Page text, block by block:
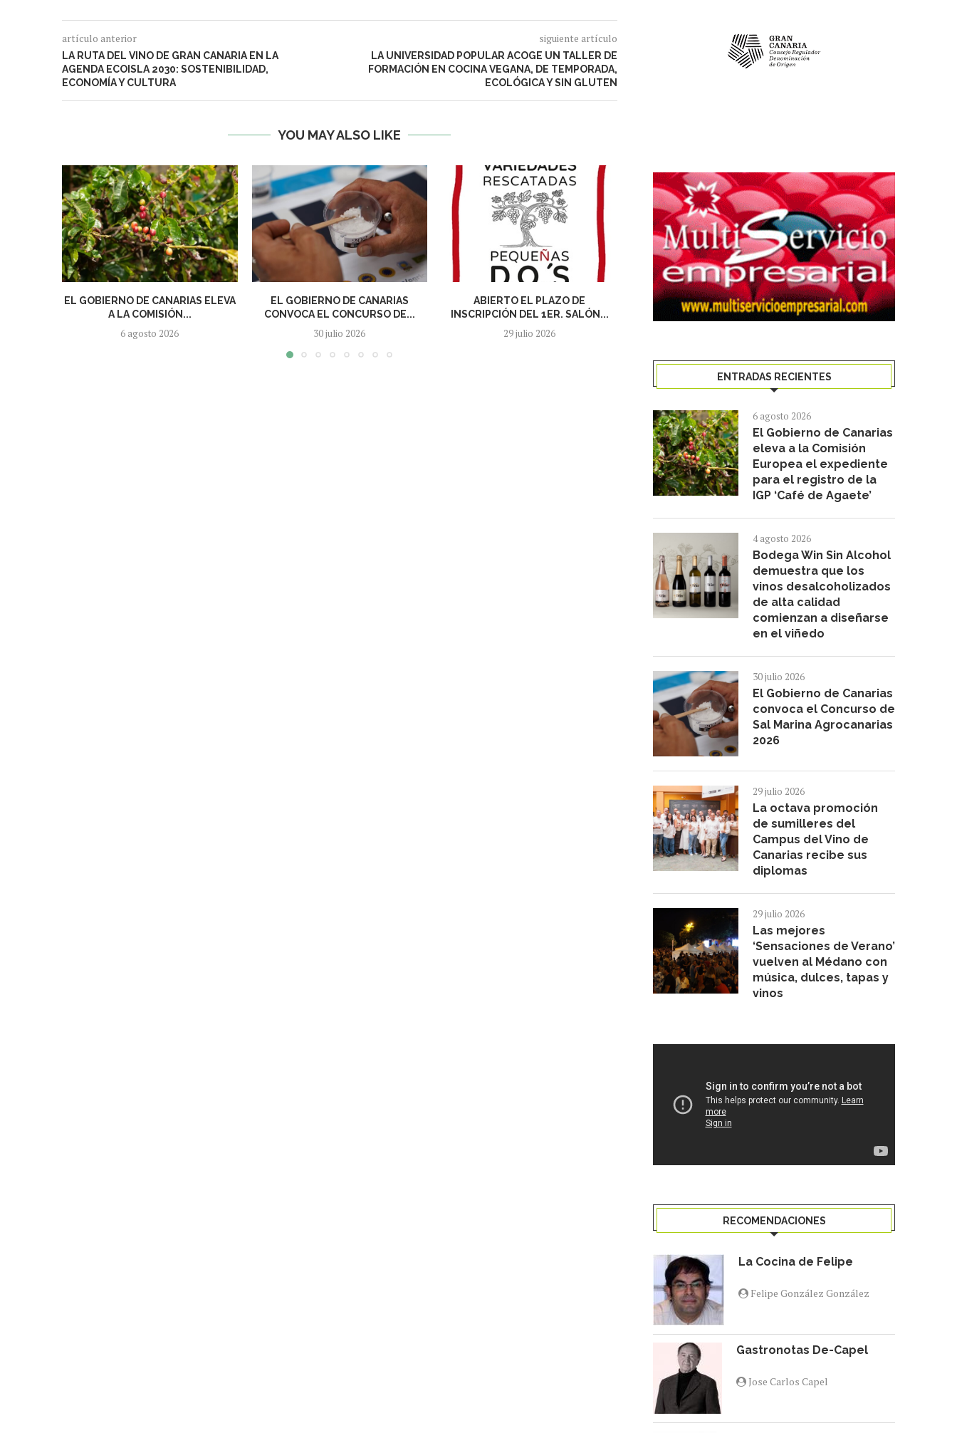
artículo anterior
LA RUTA DEL VINO DE GRAN CANARIA EN LA
AGENDA ECOISLA 2030: SOSTENIBILIDAD,
ECONOMÍA Y CULTURA
siguiente artículo
LA UNIVERSIDAD POPULAR ACOGE UN TALLER DE
FORMACIÓN EN COCINA VEGANA, DE TEMPORADA,
ECOLÓGICA Y SIN GLUTEN
YOU MAY ALSO LIKE
EL GOBIERNO DE CANARIAS ELEVA
A LA COMISIÓN...
6 agosto 2026
EL GOBIERNO DE CANARIAS
CONVOCA EL CONCURSO DE...
30 julio 2026
ABIERTO EL PLAZO DE
INSCRIPCIÓN DEL 1ER. SALÓN...
29 julio 2026
GF HOTELES UNE IA Y ECONOMÍA
CIRCULAR Y...
GMR CANARIAS Y EL CD
FEMENINO
ENTRADAS RECIENTES
6 agosto 2026
El Gobierno de Canarias
eleva a la Comisión
Europea el expediente
para el registro de la
IGP ‘Café de Agaete’
4 agosto 2026
Bodega Win Sin Alcohol
demuestra que los
vinos desalcoholizados
de alta calidad
comienzan a diseñarse
en el viñedo
30 julio 2026
El Gobierno de Canarias
convoca el Concurso de
Sal Marina Agrocanarias
2026
29 julio 2026
La octava promoción
de sumilleres del
Campus del Vino de
Canarias recibe sus
diplomas
29 julio 2026
Las mejores
‘Sensaciones de Verano’
vuelven al Médano con
música, dulces, tapas y
vinos
RECOMENDACIONES
La Cocina de Felipe
Felipe González González
Gastronotas De-Capel
Jose Carlos Capel